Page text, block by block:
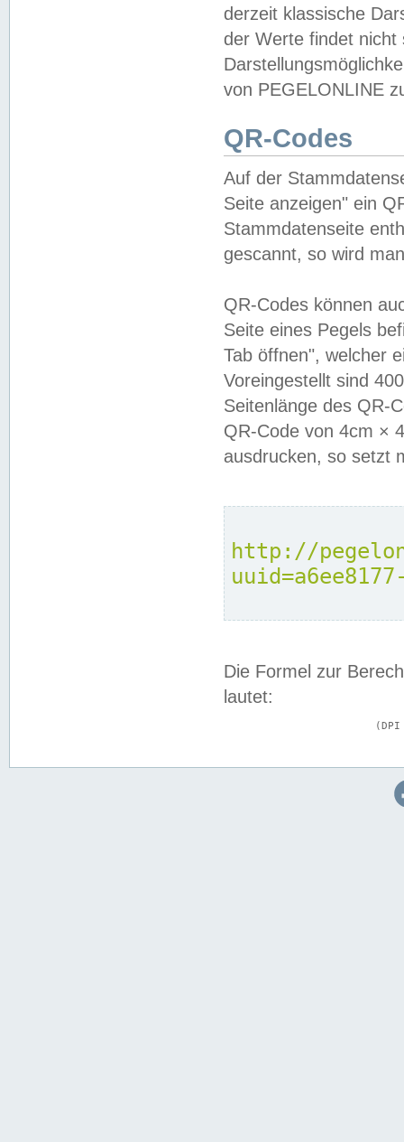
derzeit klassische
der Werte findet
von PEGELONLINE
QR-Codes
Auf der
Seite anzeigen" ein
Stammdatenseite
gescannt, so wird
QR-Codes können
Seite eines Pegels
Tab öffnen", welcher
Voreingestellt sind
Seitenlänge des QR-
QR-Code von 4cm ×
ausdrucken, so setzt
http://
Die Formel zur
lautet: